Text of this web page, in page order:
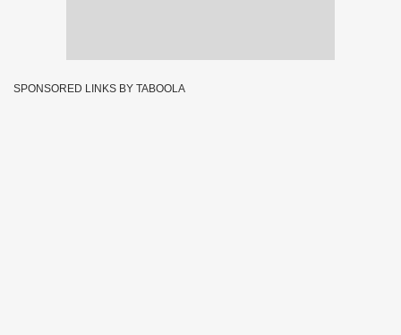
SPONSORED LINKS BY TABOOLA